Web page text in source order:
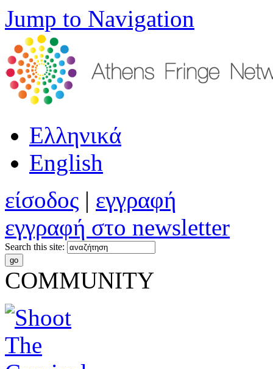
Jump to Navigation
Ελληνικά
English
είσοδος | εγγραφή
εγγραφή στο newsletter
Search this site:
COMMUNITY